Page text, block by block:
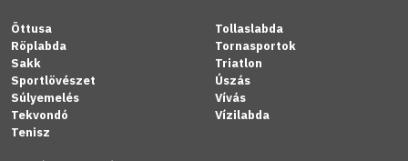
Öttusa
Röplabda
Sakk
Sportlövészet
Súlyemelés
Tekvondó
Tenisz
Tollaslabda
Tornasportok
Triatlon
Úszás
Vívás
Vízilabda